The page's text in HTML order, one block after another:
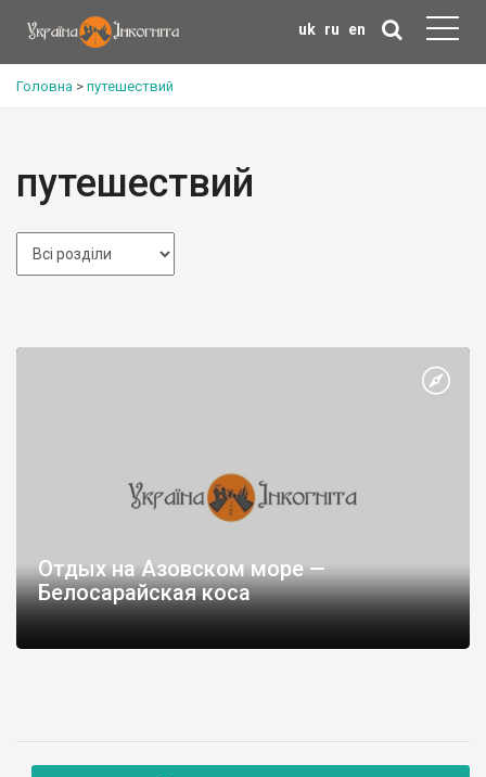
uk ru en
Головна > путешествий
путешествий
Отдых на Азовском море —
Белосарайская коса